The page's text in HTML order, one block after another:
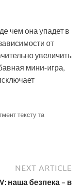
чем она упадет в
от
увеличить
мини-игра,
тексту та
NEXT ARTICLE
наша безпека – в